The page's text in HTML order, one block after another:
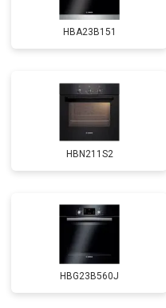
HBA23B151
HBN211S2
HBG23B560J